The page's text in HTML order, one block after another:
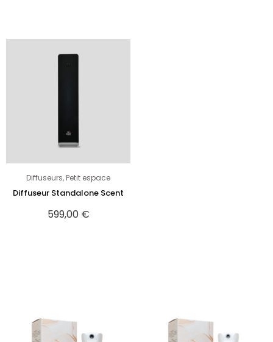
Diffuseurs, Petit espace
Diffuseur Standalone Scent
599,00 €